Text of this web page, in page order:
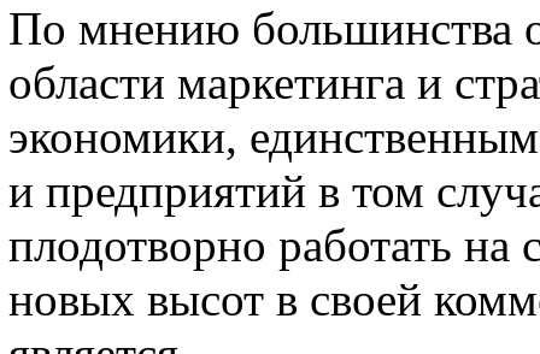
По мнению большинства
области маркетинга и
экономики,
и предприятий в том
плодотворно работать
новых высот в своей